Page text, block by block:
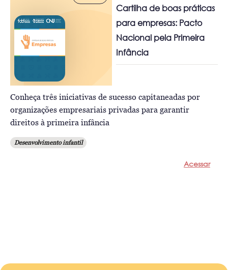
Cartilha de boas práticas
para empresas: Pacto
Nacional pela Primeira
Infância
Conheça três iniciativas de sucesso capitaneadas por
organizações empresariais privadas para garantir
direitos à primeira infância
Desenvolvimento infantil
Acessar